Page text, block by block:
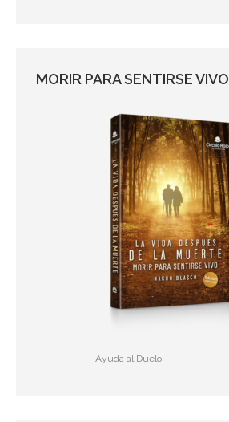
MORIR PARA SENTIRSE VIVO
Ayuda al Duelo